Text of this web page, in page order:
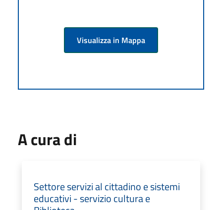
Visualizza in Mappa
A cura di
Settore servizi al cittadino e sistemi
educativi - servizio cultura e